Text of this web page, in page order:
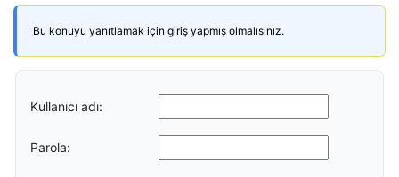
Bu konuyu yanıtlamak için giriş yapmış olmalısınız.
Kullanıcı adı:
Parola: